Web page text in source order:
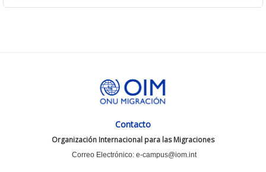
Contacto
Organización Internacional para las Migraciones
Correo Electrónico: e-campus@iom.int